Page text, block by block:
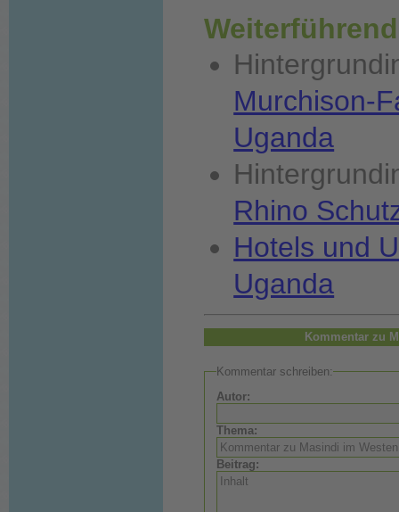
Murchison-
Uganda
Rhino
Hotels und
Uganda
Kommentar zu
Kommentar schreiben:
Autor:
Thema:
Beitrag: